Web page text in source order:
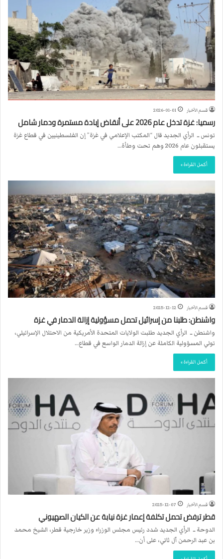
قسم الأخبار 2026-01-01
رسميا: غزة تدخل عام 2026 على أنقاض إبادة مستمرة ودمار شامل
تونس ــ الرأي الجديد قال “المكتب الإعلامي في غزة” إن الفلسطينيين في قطاع غزة
يستقبلون عام 2026 وهم تحت وطأة…
أكمل القراءة »
قسم الأخبار 2025-12-12
واشنطن: طلبنا من إسرائيل تحمل مسؤولية إزالة الدمار في غزة
واشنطن ــ الرأي الجديد طلبت الولايات المتحدة الأمريكية من الاحتلال الإسرائيلي،
تولي المسؤولية الكاملة عن إزالة الدمار الواسع في قطاع…
أكمل القراءة »
قسم الأخبار 2025-12-07
قطر ترفض تحمل تكلفة إعمار غزة نيابة عن الكيان الصهيوني
الدوحة ــ الرأي الجديد شدد رئيس مجلس الوزراء وزير خارجية قطر، الشيخ محمد
بن عبد الرحمن آل ثاني، على أن…